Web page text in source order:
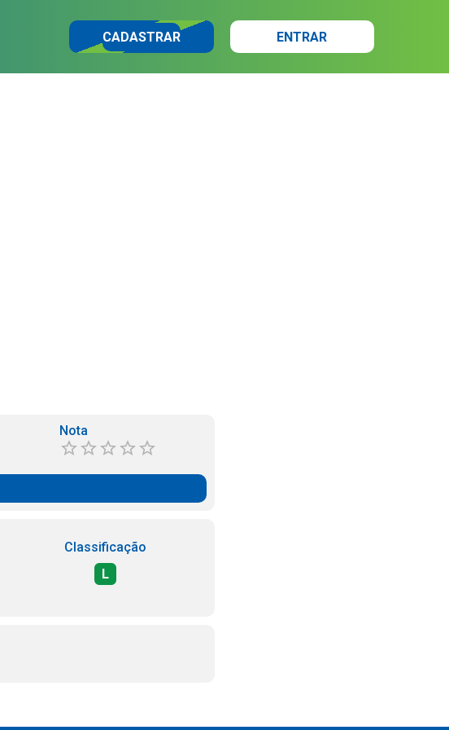
CADASTRAR ENTRAR
Nota
Classificação
L